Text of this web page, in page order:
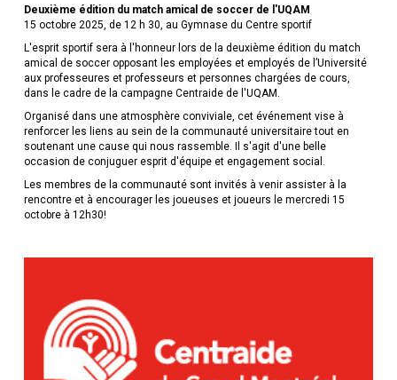
Deuxième édition du match amical de soccer de l'UQAM
15 octobre 2025, de 12 h 30, au Gymnase du Centre sportif
L'esprit sportif sera à l'honneur lors de la deuxième édition du match
amical de soccer opposant les employées et employés de l’Université
aux professeures et professeurs et personnes chargées de cours,
dans le cadre de la campagne Centraide de l'UQAM.
Organisé dans une atmosphère conviviale, cet événement vise à
renforcer les liens au sein de la communauté universitaire tout en
soutenant une cause qui nous rassemble. Il s'agit d'une belle
occasion de conjuguer esprit d'équipe et engagement social.
Les membres de la communauté sont invités à venir assister à la
rencontre et à encourager les joueuses et joueurs le mercredi 15
octobre à 12h30!